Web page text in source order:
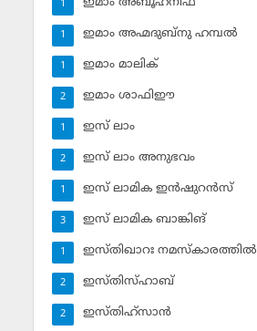
1
ഇമാം അഹ്മദുബ്‌നു ഹമ്പല്‍
1
ഇമാം മാലിക്
1
ഇമാം ശാഫിഈ
2
ഇസ് ലാം
1
ഇസ് ലാം അനുഭവം
2
ഇസ് ലാമിക ഇന്‍ഷുറന്‍സ്‌
1
ഇസ് ലാമിക ബാങ്കിങ്‌
3
ഇസ്തിഖാറഃ നമസ്‌കാരത്തില്‍
1
ഇസ്തിസ്ഹാബ്
2
ഇസ്തിഹ്‌സാന്‍
2